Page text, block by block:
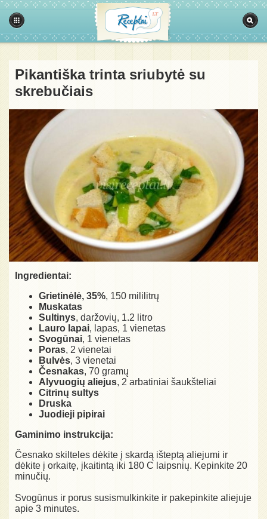
Pikantiška trinta sriubytė su
skrebučiais
Ingredientai:
Grietinėlė, 35%, 150 mililitrų
Muskatas
Sultinys, daržovių, 1.2 litro
Lauro lapai, lapas, 1 vienetas
Svogūnai, 1 vienetas
Poras, 2 vienetai
Bulvės, 3 vienetai
Česnakas, 70 gramų
Alyvuogių aliejus, 2 arbatiniai šaukšteliai
Citrinų sultys
Druska
Juodieji pipirai
Gaminimo instrukcija:
Česnako skilteles dėkite į skardą išteptą aliejumi ir
dėkite į orkaitę, įkaitintą iki 180 C laipsnių. Kepinkite 20
minučių.
Svogūnus ir porus susismulkinkite ir pakepinkite aliejuje
apie 3 minutes.